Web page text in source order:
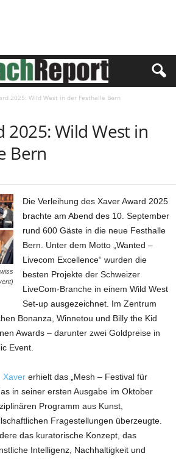
2025: Wild West in der Festhalle Bern
2025: Wild West in
Bern
Die Verleihung des Xaver Award 2025
brachte am Abend des 10. September
rund 600 Gäste in die neue Festhalle
Bern. Unter dem Motto „Wanted –
Livecom Excellence“ wurden die
besten Projekte der Schweizer
LiveCom-Branche in einem Wild West
Set-up ausgezeichnet. Im Zentrum
Bonanza, Winnetou und Billy the Kid
Awards – darunter zwei Goldpreise in
Event.
Xaver erhielt das „Mesh – Festival für
in seiner ersten Ausgabe im Oktober
Programm aus Kunst,
Fragestellungen überzeugte.
das kuratorische Konzept, das
Intelligenz, Nachhaltigkeit und